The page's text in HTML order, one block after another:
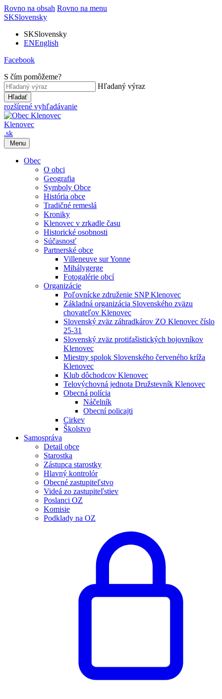
Rovno na obsah Rovno na menu
SKSlovensky
SKSlovensky
ENEnglish
Facebook
S čím pomôžeme?
Hľadaný výraz
Hľadať
rozšírené vyhľadávanie
Klenovec
.sk
Menu
Obec
O obci
Geografia
Symboly Obce
História obce
Tradičné remeslá
Kroniky
Klenovec v zrkadle času
Historické osobnosti
Súčasnosť
Partnerské obce
Villeneuve sur Yonne
Mihálygerge
Fotogalérie obcí
Organizácie
Poľovnícke združenie SNP Klenovec
Základná organizácia Slovenského zväzu
chovateľov Klenovec
Slovenský zväz záhradkárov ZO Klenovec číslo
25-31
Slovenský zväz protifašistických bojovníkov
Klenovec
Miestny spolok Slovenského červeného kríža
Klenovec
Klub dôchodcov Klenovec
Telovýchovná jednota Družstevník Klenovec
Obecná polícia
Náčelník
Obecní policajti
Cirkev
Školstvo
Samospráva
Detail obce
Starostka
Zástupca starostky
Hlavný kontrolór
Obecné zastupiteľstvo
Videá zo zastupiteľstiev
Poslanci OZ
Komisie
Podklady na OZ